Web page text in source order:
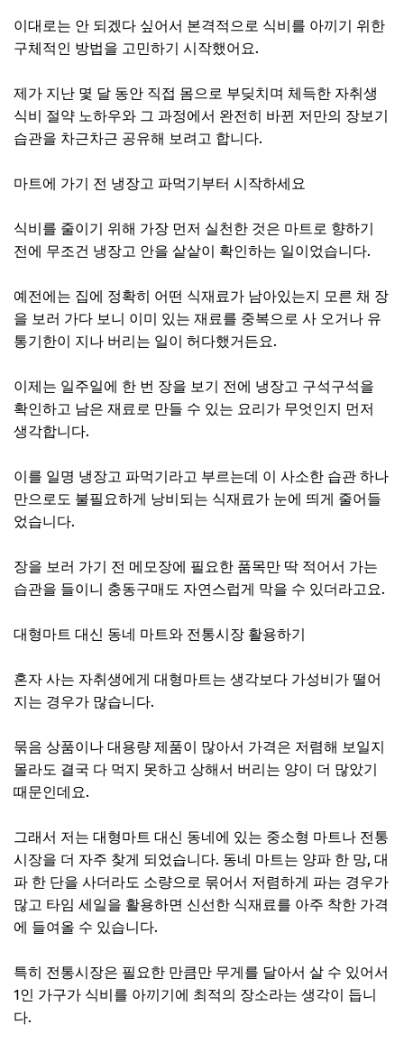
이대로는 안 되겠다 싶어서 본격적으로 식비를 아끼기 위한
구체적인 방법을 고민하기 시작했어요.
제가 지난 몇 달 동안 직접 몸으로 부딪치며 체득한 자취생
식비 절약 노하우와 그 과정에서 완전히 바뀐 저만의 장보기
습관을 차근차근 공유해 보려고 합니다.
마트에 가기 전 냉장고 파먹기부터 시작하세요
식비를 줄이기 위해 가장 먼저 실천한 것은 마트로 향하기
전에 무조건 냉장고 안을 샅샅이 확인하는 일이었습니다.
예전에는 집에 정확히 어떤 식재료가 남아있는지 모른 채 장
을 보러 가다 보니 이미 있는 재료를 중복으로 사 오거나 유
통기한이 지나 버리는 일이 허다했거든요.
이제는 일주일에 한 번 장을 보기 전에 냉장고 구석구석을
확인하고 남은 재료로 만들 수 있는 요리가 무엇인지 먼저
생각합니다.
이를 일명 냉장고 파먹기라고 부르는데 이 사소한 습관 하나
만으로도 불필요하게 낭비되는 식재료가 눈에 띄게 줄어들
었습니다.
장을 보러 가기 전 메모장에 필요한 품목만 딱 적어서 가는
습관을 들이니 충동구매도 자연스럽게 막을 수 있더라고요.
대형마트 대신 동네 마트와 전통시장 활용하기
혼자 사는 자취생에게 대형마트는 생각보다 가성비가 떨어
지는 경우가 많습니다.
묶음 상품이나 대용량 제품이 많아서 가격은 저렴해 보일지
몰라도 결국 다 먹지 못하고 상해서 버리는 양이 더 많았기
때문인데요.
그래서 저는 대형마트 대신 동네에 있는 중소형 마트나 전통
시장을 더 자주 찾게 되었습니다. 동네 마트는 양파 한 망, 대
파 한 단을 사더라도 소량으로 묶어서 저렴하게 파는 경우가
많고 타임 세일을 활용하면 신선한 식재료를 아주 착한 가격
에 들여올 수 있습니다.
특히 전통시장은 필요한 만큼만 무게를 달아서 살 수 있어서
1인 가구가 식비를 아끼기에 최적의 장소라는 생각이 듭니
다.